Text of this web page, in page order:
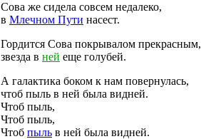
Сова же сидела совсем недалеко,
в Млечном Пути насест.
Гордится Сова покрывалом прекрасным,
звезда в ней еще голубей.
А галактика боком к нам повернулась,
чтоб пыль в ней была видней.
Чтоб пыль,
Чтоб пыль,
Чтоб пыль в ней была видней.